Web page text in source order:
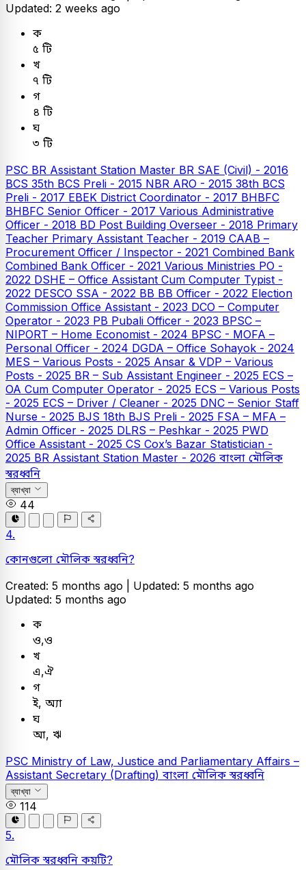
Updated: 2 weeks ago
ক
৫ টি
খ
৭ টি
গ
৪ টি
ঘ
৩ টি
PSC BR Assistant Station Master BR SAE (Civil) - 2016
BCS 35th BCS Preli - 2015 NBR ARO - 2015 38th BCS
Preli - 2017 EBEK District Coordinator - 2017 BHBFC
BHBFC Senior Officer - 2017 Various Administrative
Officer - 2018 BD Post Building Overseer - 2018 Primary
Teacher Primary Assistant Teacher - 2019 CAAB –
Procurement Officer / Inspector - 2021 Combined Bank
Combined Bank Officer - 2021 Various Ministries PO -
2022 DSHE – Office Assistant Cum Computer Typist -
2022 DESCO SSA - 2022 BB BB Officer - 2022 Election
Commission Office Assistant - 2023 DCO – Computer
Operator - 2023 PB Pubali Officer - 2023 BPSC –
NIPORT – Home Economist - 2024 BPSC - MOFA –
Personal Officer - 2024 DGDA – Office Sohayok - 2024
MES – Various Posts - 2025 Ansar & VDP – Various
Posts - 2025 BR – Sub Assistant Engineer - 2025 ECS –
OA Cum Computer Operator - 2025 ECS – Various Posts
- 2025 ECS – Driver / Cleaner - 2025 DNC – Senior Staff
Nurse - 2025 BJS 18th BJS Preli - 2025 FSA – MFA –
Admin Officer - 2025 DLRS – Peshkar - 2025 PWD
Office Assistant - 2025 CS Cox’s Bazar Statistician -
2025 BR Assistant Station Master - 2026 বাংলা মৌলিক
স্বরধ্বনি
ব্যাখ্যা
44
4.
কোনগুলো মৌলিক স্বরধ্বনি?
Created: 5 months ago | Updated: 5 months ago
Updated: 5 months ago
ক
ও,ও
খ
এ,ঐ
গ
ই, অ্যা
ঘ
আ, ঋ
PSC Ministry of Law, Justice and Parliamentary Affairs –
Assistant Secretary (Drafting) বাংলা মৌলিক স্বরধ্বনি
ব্যাখ্যা
114
5.
মৌলিক স্বরধ্বনি কয়টি?